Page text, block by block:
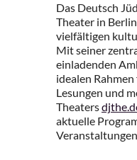
Das Deutsch
Theater in
vielfältigen
Mit seiner
einladenden
idealen
Lesungen und
Theaters
aktuelle